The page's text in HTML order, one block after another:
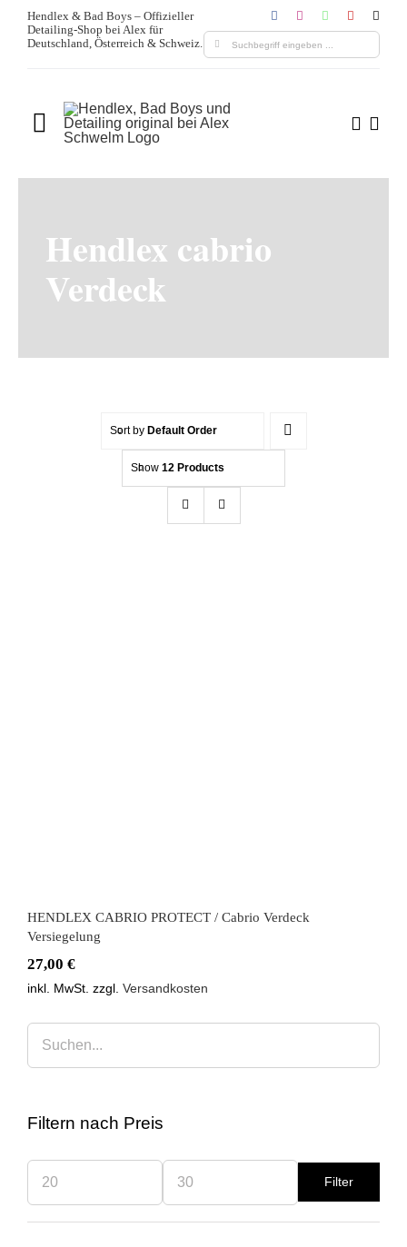
Zum
Inhalt
Hendlex & Bad Boys – Offizieller
Detailing-Shop bei Alex für
Deutschland, Österreich & Schweiz. Suche
Toggle
Home
Produkte
Hendlex cabrio
Verdeck
Sort by Default Order
Show 12 Products
HENDLEX CABRIO PROTECT / Cabrio Verdeck
Versiegelung
27,00 €
inkl. MwSt. zzgl. Versandkosten
Filtern nach Preis
Preis
Preis
Filter